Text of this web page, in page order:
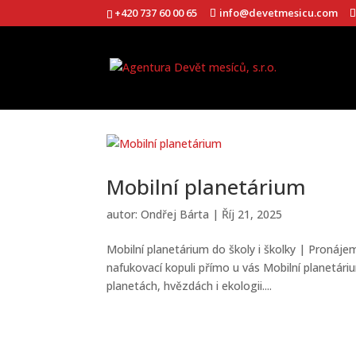
+420 737 60 00 65 info@devetmesicu.com
Mobilní planetárium
autor:Ondřej Bárta | Říj 21, 2025
Mobilní planetárium do školy i školky |
nafukovací kopuli přímo u vás Mobilní
planetách, hvězdách i ekologii....